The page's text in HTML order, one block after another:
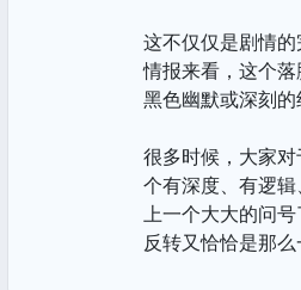
这不仅仅是剧情
情报来看，这个
黑色幽默或深刻的
很多时候，大家
个有深度、有逻
上一个大大的问
反转又恰恰是那么